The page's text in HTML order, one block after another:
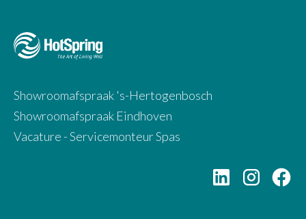
Showroomafspraak 's-Hertogenbosch
Showroomafspraak Eindhoven
Vacature - Servicemonteur Spas